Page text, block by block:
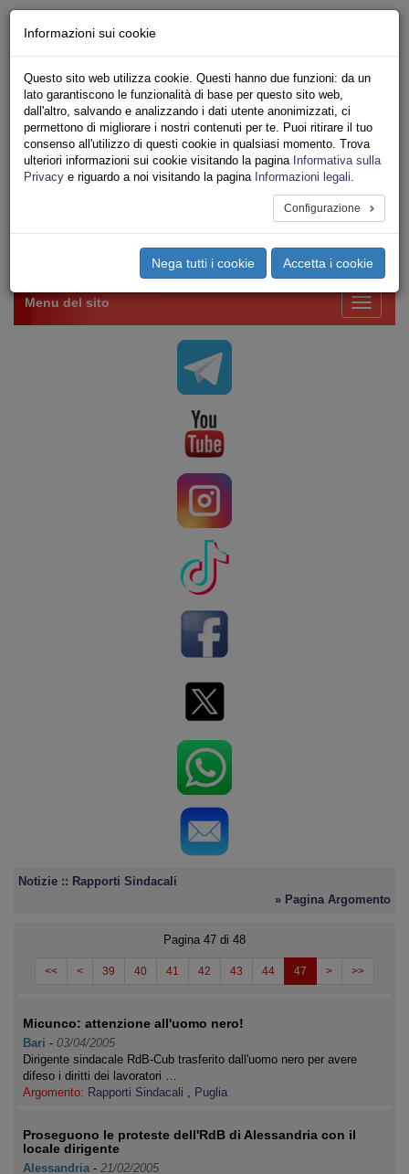
Iscriviti Online
Ricerca
Area Stampa
Privacy
VV.F.
UNIONE SINDACALE DI BASE SETTORE VIGILI
Toggle
Menu del sito
Notizie :: Rapporti Sindacali
» Pagina Argomento
Pagina 47 di 48
<< < 39 40 41 42 43 44 47 > >>
Micunco: attenzione all'uomo nero!
Bari - 03/04/2005
Dirigente sindacale RdB-Cub trasferito dall'uomo nero per avere
difeso i diritti dei lavoratori …
Argomento: Rapporti Sindacali , Puglia
Proseguono le proteste dell'RdB di Alessandria con il
locale dirigente
Alessandria - 21/02/2005
Informazioni sui cookie
Questo sito web utilizza cookie. Questi hanno due funzioni: da un
lato garantiscono le funzionalità di base per questo sito web,
dall'altro, salvando e analizzando i dati utente anonimizzati, ci
permettono di migliorare i nostri contenuti per te. Puoi ritirare il tuo
consenso all'utilizzo di questi cookie in qualsiasi momento. Trova
ulteriori informazioni sui cookie visitando la pagina Informativa sulla
Privacy e riguardo a noi visitando la pagina Informazioni legali.
Configurazione
Nega tutti i cookie Accetta i cookie